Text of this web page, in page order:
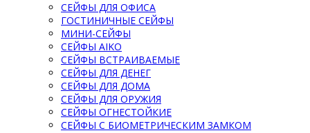
СЕЙФЫ ДЛЯ ОФИСА
ГОСТИНИЧНЫЕ СЕЙФЫ
МИНИ-СЕЙФЫ
СЕЙФЫ AIKO
СЕЙФЫ ВСТРАИВАЕМЫЕ
СЕЙФЫ ДЛЯ ДЕНЕГ
СЕЙФЫ ДЛЯ ДОМА
СЕЙФЫ ДЛЯ ОРУЖИЯ
СЕЙФЫ ОГНЕСТОЙКИЕ
СЕЙФЫ С БИОМЕТРИЧЕСКИМ ЗАМКОМ